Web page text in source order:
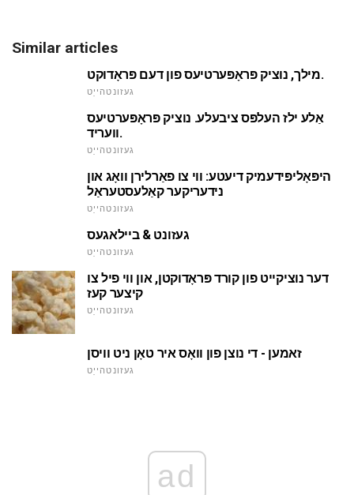
Similar articles
מילך, נוציק פּראָפּערטיעס פון דעם פּראָדוקט.
געזונטהייַט
אַלע ילז העלפּס ציבעלע. נוציק פּראָפּערטיעס
וועריד.
געזונטהייַט
היפּאָליפּידעמיק דיעטע: ווי צו פאַרלירן וואָג און
נידעריקער קאַלעסטעראַל
געזונטהייַט
געזונט & ביילאגעס
געזונטהייַט
דער נוציקייט פון קורד פּראָדוקטן, און ווי פיל צו
קיצער קעז
געזונטהייַט
זאמען - די נוצן פון וואָס איר טאָן ניט וויסן
געזונטהייַט
ad